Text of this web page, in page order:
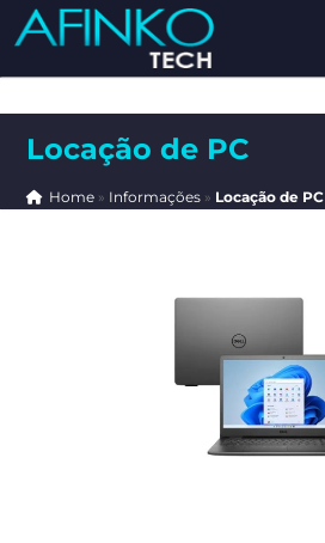
Locação de PC
Home» Informações » Locação de PC